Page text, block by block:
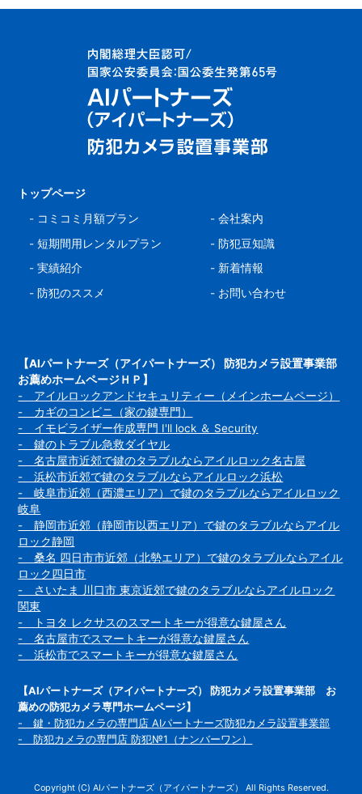
トップページ
- コミコミ月額プラン
-短期間用レンタルプラン
-実績紹介
- 防犯のススメ
-会社案内
-防犯豆知識
- 新着情報
- お問い合わせ
【AIパートナーズ（アイパートナーズ） 防犯カメラ設置事業部
お薦めホームページＨＰ】
- アイルロックアンドセキュリティー（メインホームページ）
- カギのコンビニ（家の鍵専門）
- イモビライザー作成専門 I'll lock ＆ Security
- 鍵のトラブル急救ダイヤル
- 名古屋市近郊で鍵のタラブルならアイルロック名古屋
- 浜松市近郊で鍵のタラブルならアイルロック浜松
- 岐阜市近郊（西濃エリア）で鍵のタラブルならアイルロック
岐阜
- 静岡市近郊（静岡市以西エリア）で鍵のタラブルならアイル
ロック静岡
- 桑名 四日市市近郊（北勢エリア）で鍵のタラブルならアイル
ロック四日市
- さいたま 川口市 東京近郊で鍵のタラブルならアイルロック
関東
- トヨタ レクサスのスマートキーが得意な鍵屋さん
- 名古屋市でスマートキーが得意な鍵屋さん
- 浜松市でスマートキーが得意な鍵屋さん
【AIパートナーズ（アイパートナーズ） 防犯カメラ設置事業部 お
薦めの防犯カメラ専門ホームページ】
- 鍵・防犯カメラの専門店 AIパートナーズ防犯カメラ設置事業部
- 防犯カメラの専門店 防犯№1（ナンバーワン）
Copyright (C) AIパートナーズ（アイパートナーズ） All Rights Reserved.